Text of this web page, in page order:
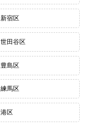
新宿区
世田谷区
豊島区
練馬区
港区